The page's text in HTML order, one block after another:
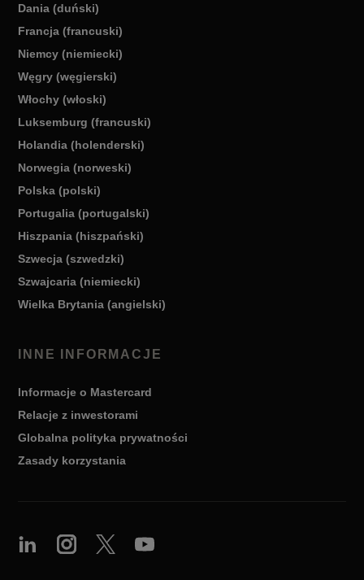
Dania (duński)
Francja (francuski)
Niemcy (niemiecki)
Węgry (węgierski)
Włochy (włoski)
Luksemburg (francuski)
Holandia (holenderski)
Norwegia (norweski)
Polska (polski)
Portugalia (portugalski)
Hiszpania (hiszpański)
Szwecja (szwedzki)
Szwajcaria (niemiecki)
Wielka Brytania (angielski)
INNE INFORMACJE
Informacje o Mastercard
Relacje z inwestorami
Globalna polityka prywatności
Zasady korzystania